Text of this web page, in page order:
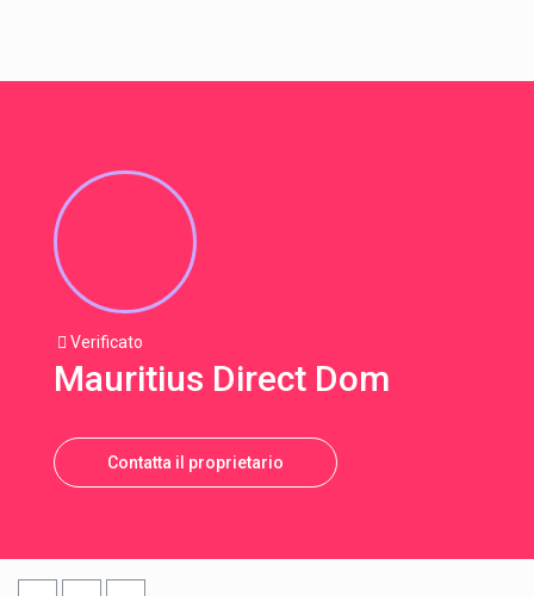
Verificato
Mauritius Direct Dom
Contatta il proprietario